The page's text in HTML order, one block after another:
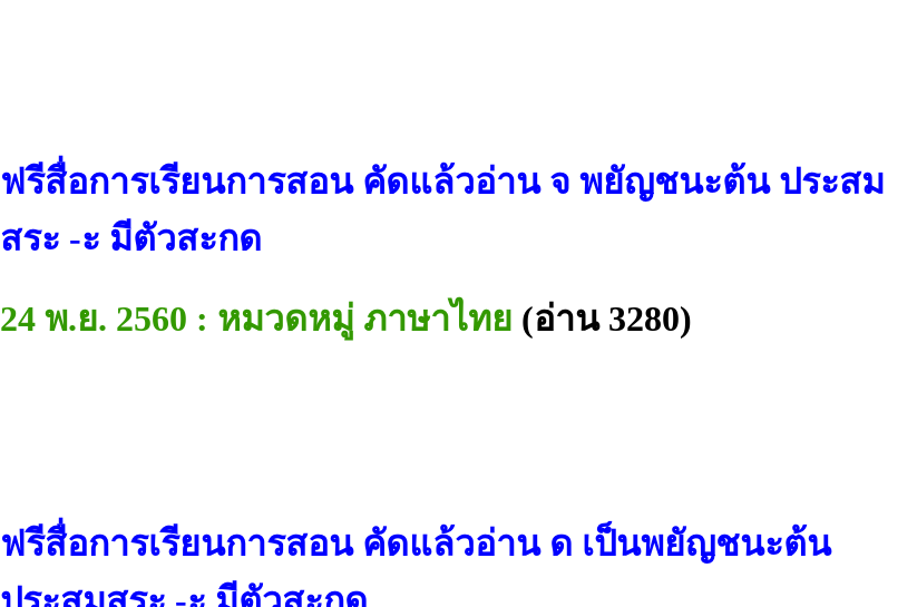
ฟรีสื่อการเรียนการสอน คัดแล้วอ่าน จ พยัญชนะต้น ประสม
สระ -ะ มีตัวสะกด
24 พ.ย. 2560 : หมวดหมู่ ภาษาไทย (อ่าน 3280)
ฟรีสื่อการเรียนการสอน คัดแล้วอ่าน ด เป็นพยัญชนะต้น